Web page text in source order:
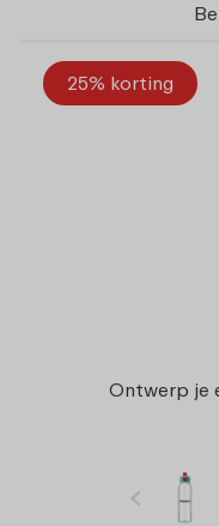
25% korting
Ontwerp je